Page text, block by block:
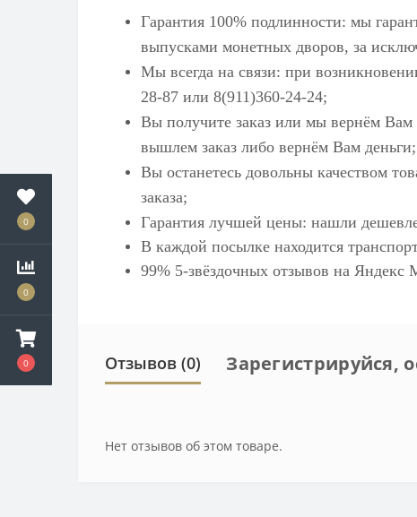
0
0
0
Гарантия 100% подлинности: мы
выпусками монетных дворов, за
Мы всегда на связи: при
28-87 или 8(911)360-24-24;
Вы получите заказ или мы вернём Вам
вышлем заказ либо вернём Вам деньги;
Вы останетесь довольны качеством
заказа;
Гарантия лучшей цены: нашли
В каждой посылке находится
99% 5-звёздочных отзывов на Яндекс
Отзывов (0) Зарегистрируйся,
Нет отзывов об этом товаре.